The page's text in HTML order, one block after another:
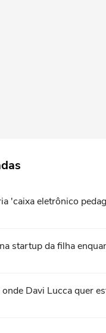
'caixa eletrônico
startup da filha
Davi Lucca quer